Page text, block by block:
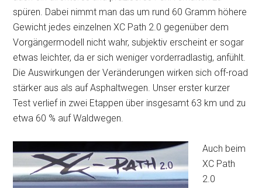
spüren. Dabei nimmt man das um rund 60 Gramm höhere
Gewicht jedes einzelnen XC Path 2.0 gegenüber dem
Vorgängermodell nicht wahr, subjektiv erscheint er sogar
etwas leichter, da er sich weniger vorderradlastig, anfühlt.
Die Auswirkungen der Veränderungen wirken sich off-road
stärker aus als auf Asphaltwegen. Unser erster kurzer
Test verlief in zwei Etappen über insgesamt 63 km und zu
etwa 60 % auf Waldwegen.
Auch beim
XC Path
2.0